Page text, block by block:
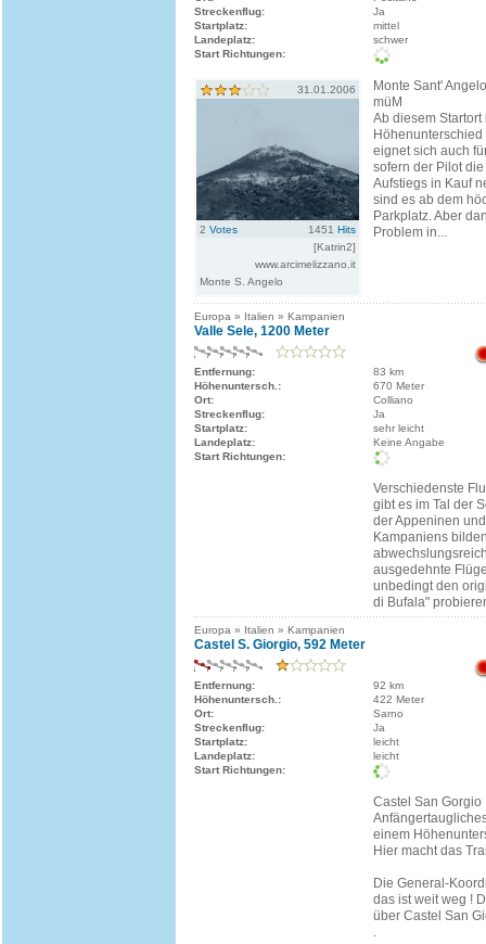
Streckenflug:
Ja
Startplatz:
mittel
Landeplatz:
schwer
Start Richtungen:
31.01.2006
2 Votes 1451 Hits
[Katrin2]
www.arcimelizzano.it
Monte S. Angelo
Monte Sant'
müM
Ab diesem Startort
Höhenunterschied
eignet sich auch
sofern der Pilot
Aufstiegs in Kauf
sind es ab dem
Parkplatz. Aber
Problem in...
Europa » Italien » Kampanien
Valle Sele, 1200 Meter
Entfernung:
83 km
Höhenuntersch.:
670 Meter
Ort:
Colliano
Streckenflug:
Ja
Startplatz:
sehr leicht
Landeplatz:
Keine Angabe
Start Richtungen:
Verschiedenste
gibt es im Tal der
der Appeninen
Kampaniens
ausgedehnte
unbedingt den
di Bufala"
Europa » Italien » Kampanien
Castel S. Giorgio, 592 Meter
Entfernung:
92 km
Höhenuntersch.:
422 Meter
Ort:
Sarno
Streckenflug:
Ja
Startplatz:
leicht
Landeplatz:
leicht
Start Richtungen:
Castel San Gorgio
einem
Hier macht das
Die General-
das ist weit weg !
über Castel San
.